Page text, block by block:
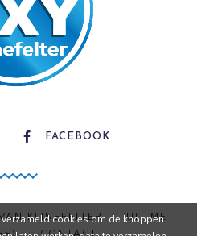
FACEBOOK
KLINEFELTER
UIT MET
cookies om de knoppen